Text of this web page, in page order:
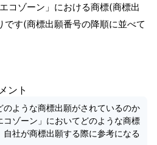
コゾーン」における商標(商標出
す(商標出願番号の降順に並べて
ント
のような商標出願がされているのか
ゾーン」においてどのような商標
社が商標出願する際に参考になる